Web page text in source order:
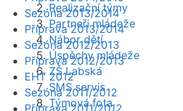
Realizační týmy
Partneři mládeže
Nábor dětí
Úspěchy mládeže
ZŠ Labská
SMS servis
Týmová fota
Sezóna 2013/2014
Příprava 2013/2014
Sezóna 2012/2013
Příprava 2012/2013
EHT 2012
Sezóna 2011/2012
Příprava 2011/2012